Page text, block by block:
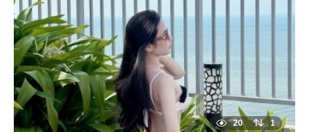
20 1